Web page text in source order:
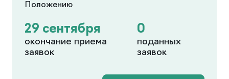
Положению
29 сентября
окончание приема
заявок
0
поданных
заявок